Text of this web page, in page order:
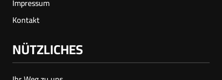
Kontakt
NÜTZLICHES